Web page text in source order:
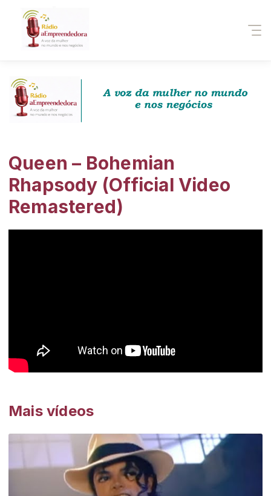
Queen – Bohemian
Rhapsody (Official Video
Remastered)
Mais vídeos